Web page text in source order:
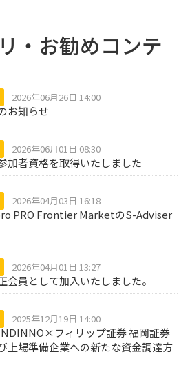
・お勧めコンテ
2026年06月26日 14:00
お知らせ
2026年06月01日 08:30
加者資格を取得いたしました
2026年04月03日 16:18
PRO Frontier MarketのS-Adviser
2026年04月01日 13:27
員として加入いたしました。
2025年12月19日 14:00
フィリップ証券 福岡証券
上場準備企業への新たな資金調達方